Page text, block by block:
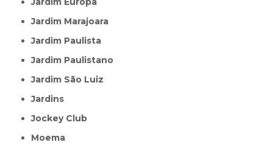
Jardim Marajoara
Jardim Paulista
Jardim Paulistano
Jardim São Luiz
Jardins
Jockey Club
Moema